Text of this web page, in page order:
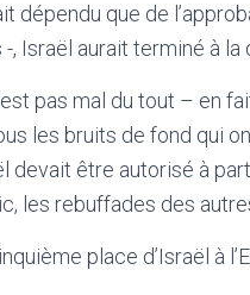
dépendu que de
-, Israël aurait terminé à la
pas mal du tout – en
les bruits de fond qui
devait être autorisé à
les rebuffades des
place d’Israël à